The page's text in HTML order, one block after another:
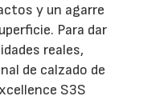
y un agarre
Para dar
reales,
de calzado de
S3S